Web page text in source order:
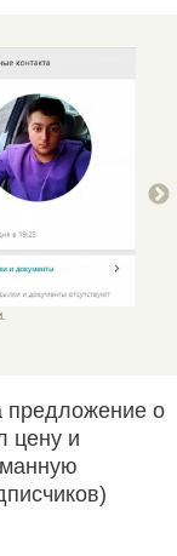
предложение о
цену и